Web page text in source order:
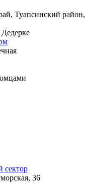
Туапсинский
Дедерке
сектор
36